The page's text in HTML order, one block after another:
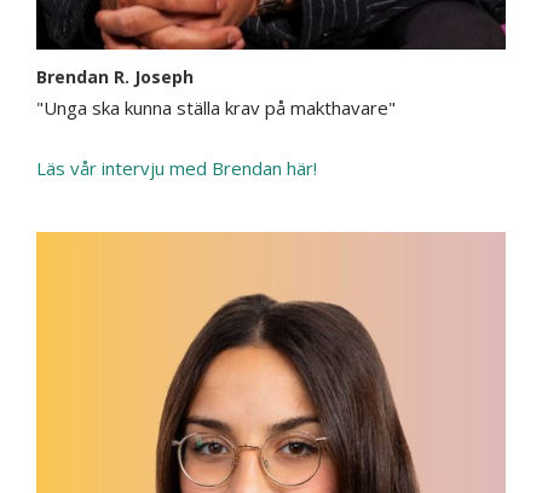
Brendan R. Joseph
"Unga ska kunna ställa krav på makthavare"
Läs vår intervju med Brendan här!